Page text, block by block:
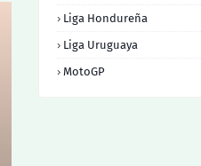
Liga Hondureña
Liga Uruguaya
MotoGP